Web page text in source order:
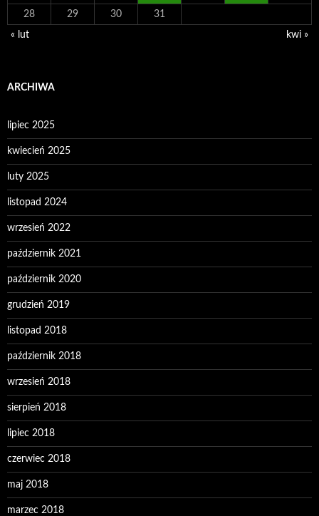
28 29 30 31
« lut kwi »
ARCHIWA
lipiec 2025
kwiecień 2025
luty 2025
listopad 2024
wrzesień 2022
październik 2021
październik 2020
grudzień 2019
listopad 2018
październik 2018
wrzesień 2018
sierpień 2018
lipiec 2018
czerwiec 2018
maj 2018
marzec 2018